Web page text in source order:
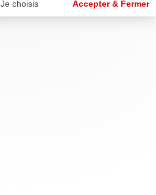
Je choisis Accepter & Fermer